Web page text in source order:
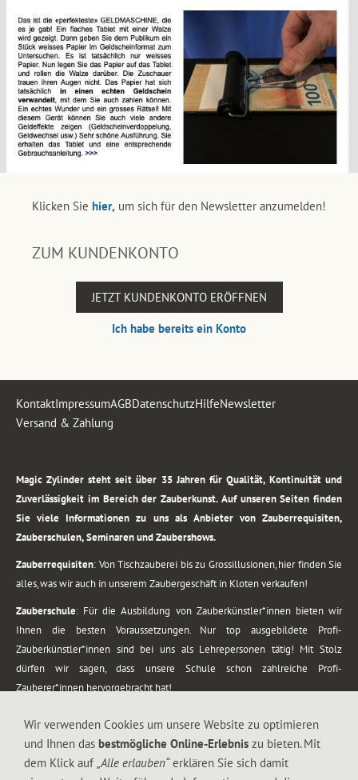
Klicken Sie hier, um sich für den Newsletter anzumelden!
ZUM KUNDENKONTO
JETZT KUNDENKONTO ERÖFFNEN
Ich habe bereits ein Konto
KontaktImpressumAGBDatenschutzHilfeNewsletter
Versand & Zahlung
Magic Zylinder steht seit über 35 Jahren für Qualität, Kontinuität und
Zuverlässigkeit im Bereich der Zauberkunst. Auf unseren Seiten finden
Sie viele Informationen zu uns als Anbieter von Zauberrequisiten,
Zauberschulen, Seminaren und Zaubershows.
Zauberrequisiten: Von Tischzauberei bis zu Grossillusionen, hier finden Sie
alles, was wir auch in unserem Zaubergeschäft in Kloten verkaufen!
Zauberschule: Für die Ausbildung von Zauberkünstler*innen bieten wir
Ihnen die besten Voraussetzungen. Nur top ausgebildete Profi-
Zauberkünstler*innen sind bei uns als Lehrepersonen tätig! Mit Stolz
dürfen wir sagen, dass unsere Schule schon zahlreiche Profi-
Zauberer*innen hervorgebracht hat!
vom Kinderprogramm bis zur Tischzauberei. Lassen Sie sich faszinieren von
meiner Zauber-Sprech-Show, angerührt mit sprachlichen Sequenzen,
gewürzt mit Gags und visuellen Illusionen wie Kaninchen, Vasen, Seilen,
Wir verwenden Cookies um unsere Website zu optimieren
und Ihnen das bestmögliche Online-Erlebnis zu bieten. Mit
dem Klick auf „Alle erlauben“erklären Sie sich damit